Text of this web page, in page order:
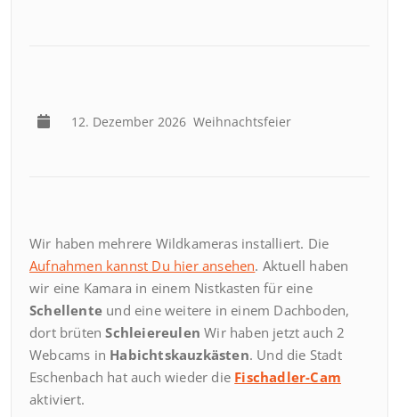
12. Dezember 2026 Weihnachtsfeier
Wir haben mehrere Wildkameras installiert. Die
Aufnahmen kannst Du hier ansehen. Aktuell haben
wir eine Kamara in einem Nistkasten für eine
Schellente und eine weitere in einem Dachboden,
dort brütenSchleiereulen Wir haben jetzt auch 2
Webcams in Habichtskauzkästen. Und die Stadt
Eschenbach hat auch wieder die Fischadler-Cam
aktiviert.